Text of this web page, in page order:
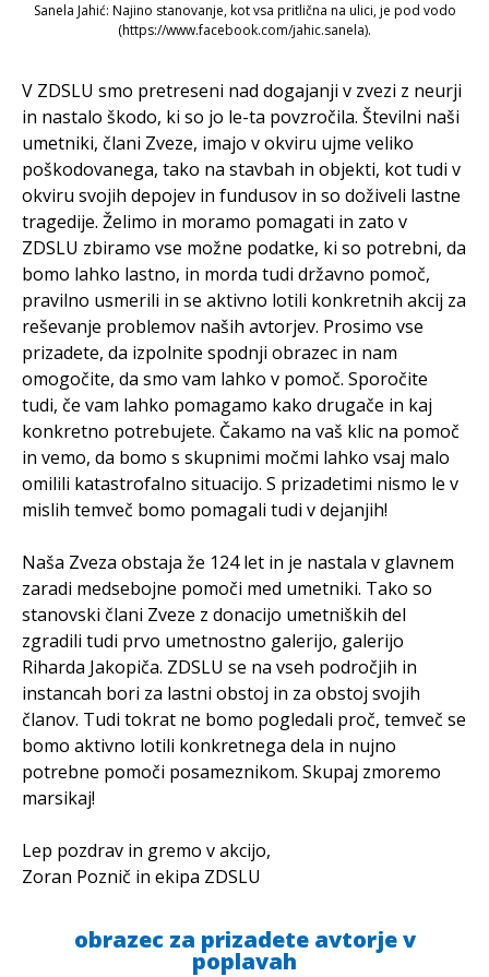
Sanela Jahić: Najino stanovanje, kot vsa pritlična na ulici, je pod vodo
(https://www.facebook.com/jahic.sanela).
V ZDSLU smo pretreseni nad dogajanji v zvezi z neurji
in nastalo škodo, ki so jo le-ta povzročila. Številni naši
umetniki, člani Zveze, imajo v okviru ujme veliko
poškodovanega, tako na stavbah in objekti, kot tudi v
okviru svojih depojev in fundusov in so doživeli lastne
tragedije. Želimo in moramo pomagati in zato v
ZDSLU zbiramo vse možne podatke, ki so potrebni, da
bomo lahko lastno, in morda tudi državno pomoč,
pravilno usmerili in se aktivno lotili konkretnih akcij za
reševanje problemov naših avtorjev. Prosimo vse
prizadete, da izpolnite spodnji obrazec in nam
omogočite, da smo vam lahko v pomoč. Sporočite
tudi, če vam lahko pomagamo kako drugače in kaj
konkretno potrebujete. Čakamo na vaš klic na pomoč
in vemo, da bomo s skupnimi močmi lahko vsaj malo
omilili katastrofalno situacijo. S prizadetimi nismo le v
mislih temveč bomo pomagali tudi v dejanjih!
Naša Zveza obstaja že 124 let in je nastala v glavnem
zaradi medsebojne pomoči med umetniki. Tako so
stanovski člani Zveze z donacijo umetniških del
zgradili tudi prvo umetnostno galerijo, galerijo
Riharda Jakopiča. ZDSLU se na vseh področjih in
instancah bori za lastni obstoj in za obstoj svojih
članov. Tudi tokrat ne bomo pogledali proč, temveč se
bomo aktivno lotili konkretnega dela in nujno
potrebne pomoči posameznikom. Skupaj zmoremo
marsikaj!
Lep pozdrav in gremo v akcijo,
Zoran Poznič in ekipa ZDSLU
obrazec za prizadete avtorje v
poplavah